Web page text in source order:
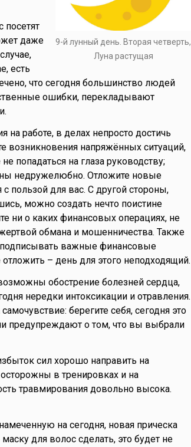
9-й лунный день. Вторая четверть,
Луна растущая
посетят
даже
есть
что сегодня большинство людей
ошибки, перекладывают
на работе, в делах непросто достичь
возникновения напряжённых ситуаций,
попадаться на глаза руководству;
недружелюбно. Отложите новые
с пользой для вас. С другой стороны,
можно создать нечто поистине
ни о каких финансовых операциях, не
обмана и мошенничества. Также
подписывать важные финансовые
– день для этого неподходящий.
обострение болезней сердца,
нередки интоксикации и отравления.
берегите себя, сегодня это
предупреждают о том, что вы выбрали
сил хорошо направить на
в тренировках и на
травмирования довольно высока.
на сегодня, новая прическа
для волос сделать, это будет не